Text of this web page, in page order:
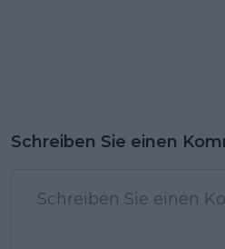
Schreiben Sie einen